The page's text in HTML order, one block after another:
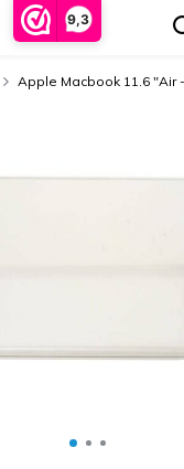
9,3
Apple Macbook 11.6 "Air